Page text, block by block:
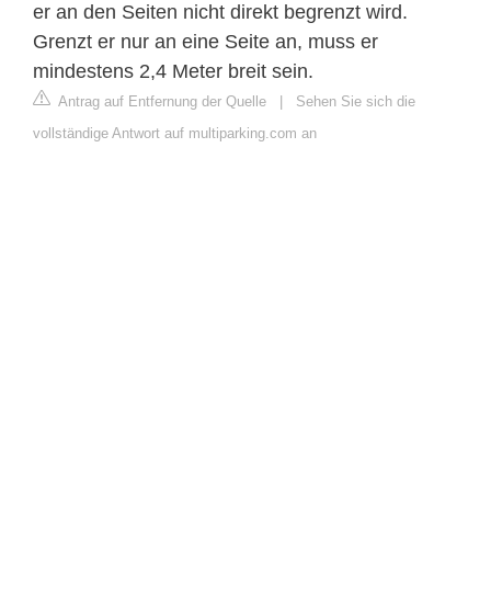
er an den Seiten nicht direkt begrenzt wird.
Grenzt er nur an eine Seite an, muss er
mindestens 2,4 Meter breit sein.
Antrag auf Entfernung der Quelle
Sehen Sie sich die
vollständige Antwort auf multiparking.com an